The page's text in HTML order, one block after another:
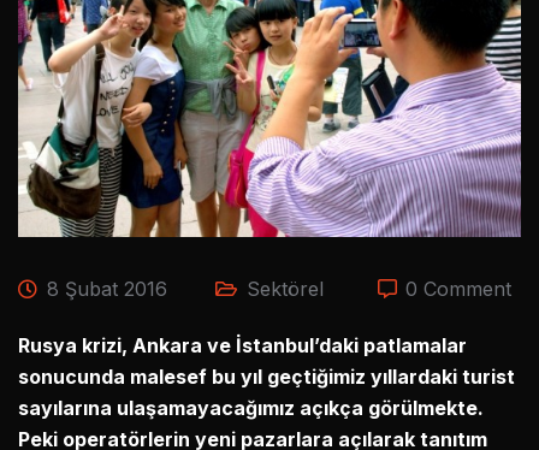
8 Şubat 2016 Sektörel 0 Comment
Rusya krizi, Ankara ve İstanbul’daki patlamalar
sonucunda malesef bu yıl geçtiğimiz yıllardaki turist
sayılarına ulaşamayacağımız açıkça görülmekte.
Peki operatörlerin yeni pazarlara açılarak tanıtım